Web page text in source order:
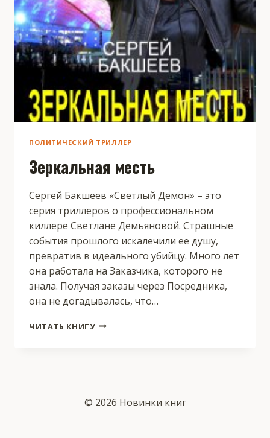
ПОЛИТИЧЕСКИЙ ТРИЛЛЕР
Зеркальная месть
Сергей Бакшеев «Светлый Демон» – это
серия триллеров о профессиональном
киллере Светлане Демьяновой. Страшные
события прошлого искалечили ее душу,
превратив в идеального убийцу. Много лет
она работала на Заказчика, которого не
знала. Получая заказы через Посредника,
она не догадывалась, что…
ЧИТАТЬ КНИГУЗЕРКАЛЬНАЯ
© 2026 Новинки книг